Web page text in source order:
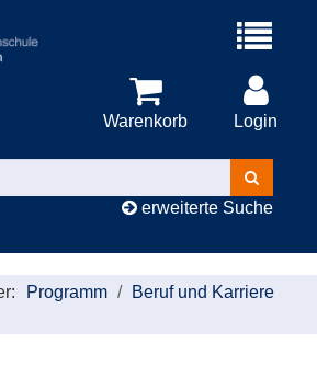
Menü
Warenkorb Login
Kurse
suchen
erweiterte Suche
Programm
Beruf und Karriere